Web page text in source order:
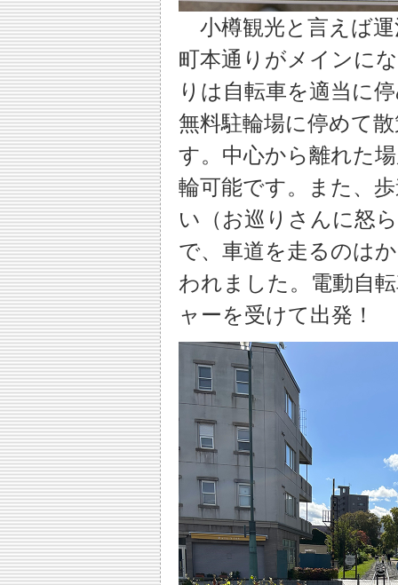
小樽観光と言えば
町本通りがメインに
りは自転車を適当に
無料駐輪場に停めて
す。中心から離れた
輪可能です。また、
い（お巡りさんに怒
で、車道を走るのは
われました。電動自
ャーを受けて出発！